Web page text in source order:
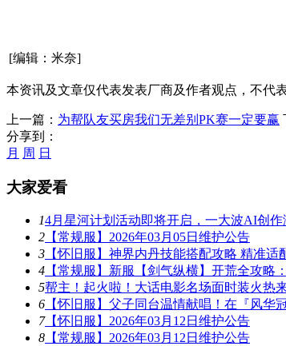
[编辑：米奈]
本资讯及文章仅代表发表厂商及作者观点，不代
上一篇： 为帮队友买房我们无差别PK赛一定要赢
分享到：
月 周 日
大家爱看
14月星河计划活动即将开启，一大波AI创作
2 【常规服】2026年03月05日维护公告
3 【怀旧服】神界内丹技能搭配攻略 精准适
4 【常规服】新服【剑气纵横】开荒全攻略
5帮主！起火啦！大话电影名场面时装火热
6 【怀旧服】父子同台温情献唱！在『风华
7【怀旧服】2026年03月12日维护公告
8 【常规服】2026年03月12日维护公告